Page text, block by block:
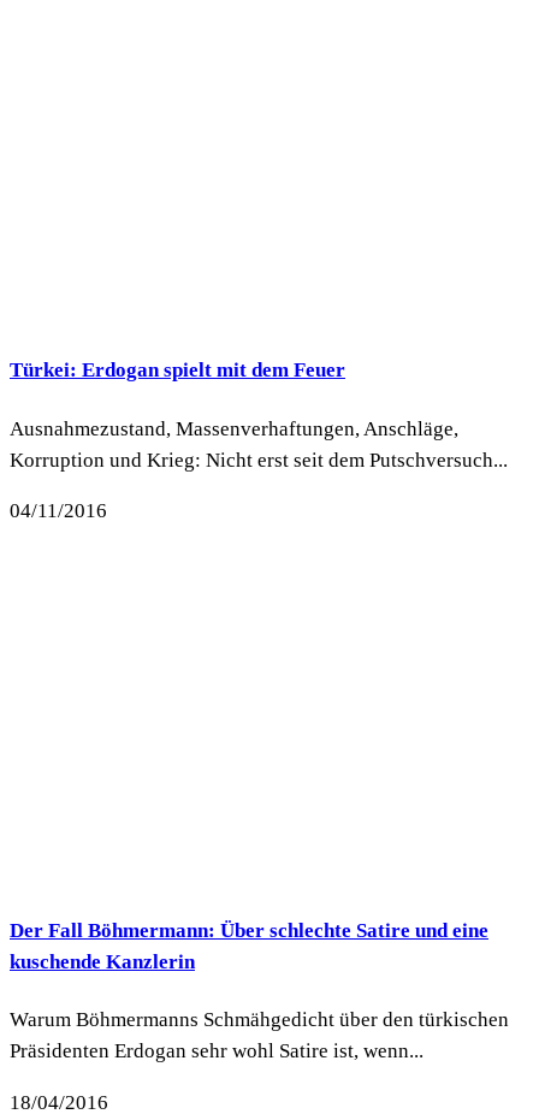
Türkei: Erdogan spielt mit dem Feuer
Ausnahmezustand, Massenverhaftungen, Anschläge,
Korruption und Krieg: Nicht erst seit dem Putschversuch...
04/11/2016
Der Fall Böhmermann: Über schlechte Satire und eine
kuschende Kanzlerin
Warum Böhmermanns Schmähgedicht über den türkischen
Präsidenten Erdogan sehr wohl Satire ist, wenn...
18/04/2016